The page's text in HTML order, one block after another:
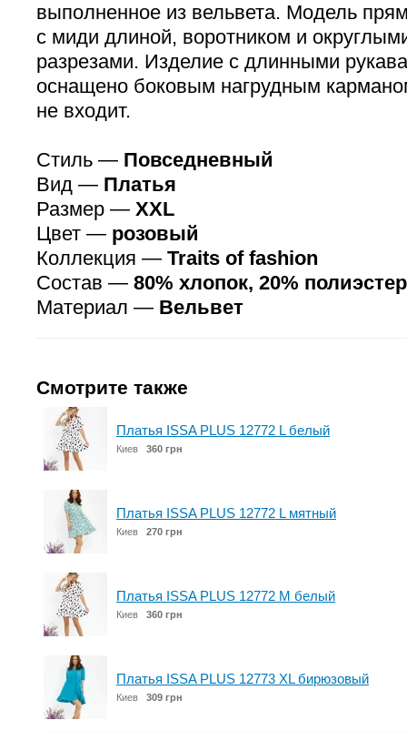
выполненное из вельвета. Модель
с миди длиной, воротником и
разрезами. Изделие с длинными
оснащено боковым нагрудным
не входит.
Стиль — Повседневный
Вид — Платья
Размер — XXL
Цвет — розовый
Коллекция — Traits of fashion
Состав — 80% хлопок, 20% полиэстер
Материал — Вельвет
Смотрите также
Платья ISSA PLUS 12772 L белый
Киев 360 грн
Платья ISSA PLUS 12772 L мятный
Киев 270 грн
Платья ISSA PLUS 12772 M белый
Киев 360 грн
Платья ISSA PLUS 12773 XL бирюзовый
Киев 309 грн